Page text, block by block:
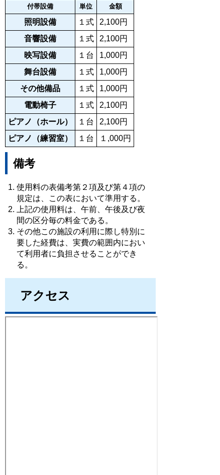
付帯設備 単位 金額
照明設備 １式
2,100円
音響設備
１式
2,100円
映写設備
１台
1,000円
舞台設備
１式
1,000円
その他備品
１式
1,000円
電動椅子
１式
2,100円
ピアノ（ホール）
１台
2,100円
ピアノ（練習室）
１台 １,000円
備考
使用料の表備考第２項及び第４項の
規定は、この表において準用する。
上記の使用料は、午前、午後及び夜
間の区分毎の料金である。
その他この施設の利用に際し特別に
要した経費は、実費の範囲内におい
て利用者に負担させることができ
る。
アクセス